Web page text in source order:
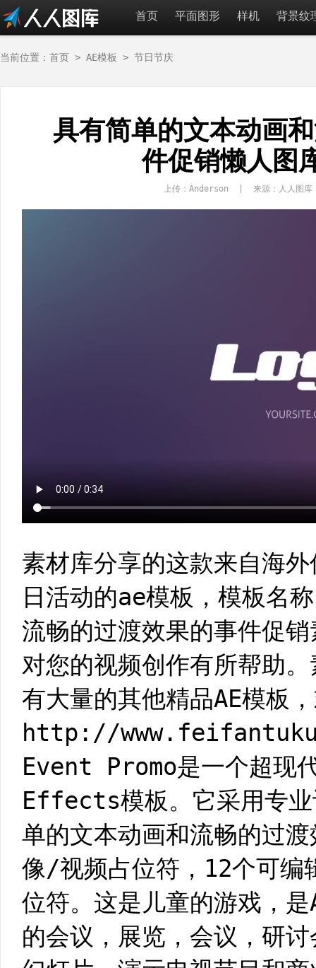
首页 平面图形 样机 背景纹
当前位置： 首页 > AE模板 > 节日节庆
具有简单的文本动画
件促销懒人图
上传：Anderson | 来源：人人
素材库分享的这款来自海
日活动的ae模板，模板名
流畅的过渡效果的事件促
对您的视频创作有所帮助
有大量的其他精品AE模板
http://
Event Promo是一个超现
Effects模板。它采用专业
单的文本动画和流畅的过
像/视频占位符，12个可编
位符。这是儿童的游戏，
的会议，展览，会议，研